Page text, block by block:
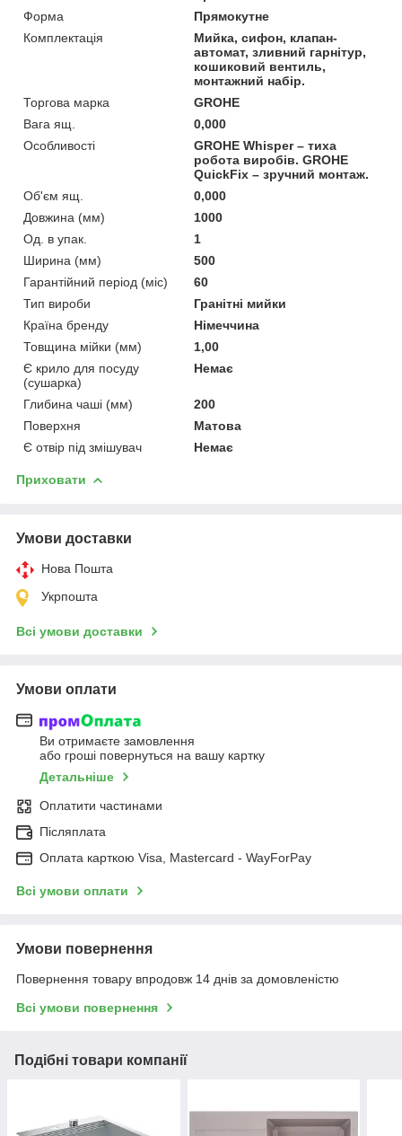
Форма
Прямокутне
Комплектація
Мийка, сифон, клапан-
автомат, зливний гарнітур,
кошиковий вентиль,
монтажний набір.
Торгова марка
GROHE
Вага ящ.
0,000
Особливості
GROHE Whisper – тиха
робота виробів. GROHE
QuickFix – зручний монтаж.
Об'єм ящ.
0,000
Довжина (мм)
1000
Од. в упак.
1
Ширина (мм)
500
Гарантійний період (міс)
60
Тип вироби
Гранітні мийки
Країна бренду
Німеччина
Товщина мійки (мм)
1,00
Є крило для посуду
(сушарка)
Немає
Глибина чаші (мм)
200
Поверхня
Матова
Є отвір під змішувач
Немає
Приховати
Умови доставки
Нова Пошта
Укрпошта
Всі умови доставки
Умови оплати
Ви отримаєте замовлення
або гроші повернуться на вашу картку
Детальніше
Оплатити частинами
Післяплата
Оплата карткою Visa, Mastercard - WayForPay
Всі умови оплати
Умови повернення
Повернення товару впродовж 14 днів за домовленістю
Всі умови повернення
Подібні товари компанії